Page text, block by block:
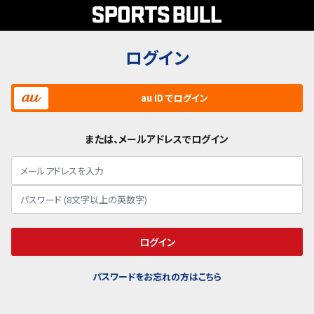
ログイン
au ID でログイン
または、メールアドレスでログイン
ログイン
パスワードをお忘れの方はこちら